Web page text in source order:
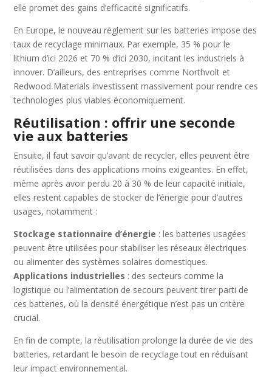
elle promet des gains d’efficacité significatifs.
En Europe, le nouveau règlement sur les batteries impose des
taux de recyclage minimaux. Par exemple, 35 % pour le
lithium d’ici 2026 et 70 % d’ici 2030, incitant les industriels à
innover. D’ailleurs, des entreprises comme Northvolt et
Redwood Materials investissent massivement pour rendre ces
technologies plus viables économiquement.
Réutilisation : offrir une seconde
vie aux batteries
Ensuite, il faut savoir qu’avant de recycler, elles peuvent être
réutilisées dans des applications moins exigeantes. En effet,
même après avoir perdu 20 à 30 % de leur capacité initiale,
elles restent capables de stocker de l’énergie pour d’autres
usages, notamment :
Stockage stationnaire d’énergie : les batteries usagées
peuvent être utilisées pour stabiliser les réseaux électriques
ou alimenter des systèmes solaires domestiques.
Applications industrielles : des secteurs comme la
logistique ou l’alimentation de secours peuvent tirer parti de
ces batteries, où la densité énergétique n’est pas un critère
crucial.
En fin de compte, la réutilisation prolonge la durée de vie des
batteries, retardant le besoin de recyclage tout en réduisant
leur impact environnemental.